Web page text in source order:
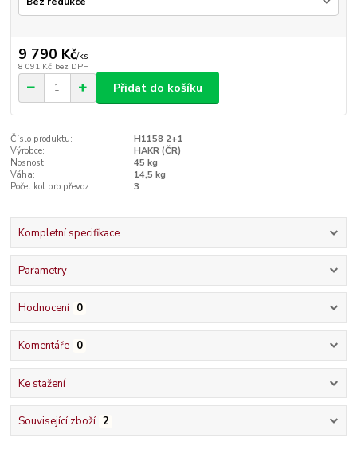
9 790 Kč/ks
8 091 Kč bez DPH
Přidat do košíku
Číslo produktu:
H1158 2+1
Výrobce:
HAKR (ČR)
Nosnost:
45 kg
Váha:
14,5 kg
Počet kol pro převoz:
3
Kompletní specifikace
Parametry
Hodnocení 0
Komentáře 0
Ke stažení
Související zboží 2